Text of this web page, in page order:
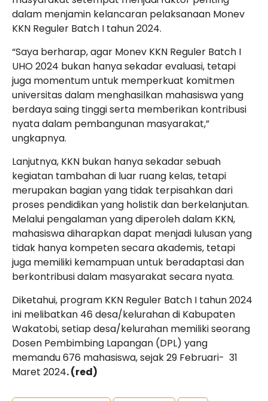
dalam menjamin kelancaran pelaksanaan Monev
KKN Reguler Batch I tahun 2024.
“Saya berharap, agar Monev KKN Reguler Batch I
UHO 2024 bukan hanya sekadar evaluasi, tetapi
juga momentum untuk memperkuat komitmen
universitas dalam menghasilkan mahasiswa yang
berdaya saing tinggi serta memberikan kontribusi
nyata dalam pembangunan masyarakat,”
ungkapnya.
Lanjutnya, KKN bukan hanya sekadar sebuah
kegiatan tambahan di luar ruang kelas, tetapi
merupakan bagian yang tidak terpisahkan dari
proses pendidikan yang holistik dan berkelanjutan.
Melalui pengalaman yang diperoleh dalam KKN,
mahasiswa diharapkan dapat menjadi lulusan yang
tidak hanya kompeten secara akademis, tetapi
juga memiliki kemampuan untuk beradaptasi dan
berkontribusi dalam masyarakat secara nyata.
Diketahui, program KKN Reguler Batch I tahun 2024
ini melibatkan 46 desa/kelurahan di Kabupaten
Wakatobi, setiap desa/kelurahan memiliki seorang
Dosen Pembimbing Lapangan (DPL) yang
memandu 676 mahasiswa, sejak 29 Februari- 31
Maret 2024. (red)